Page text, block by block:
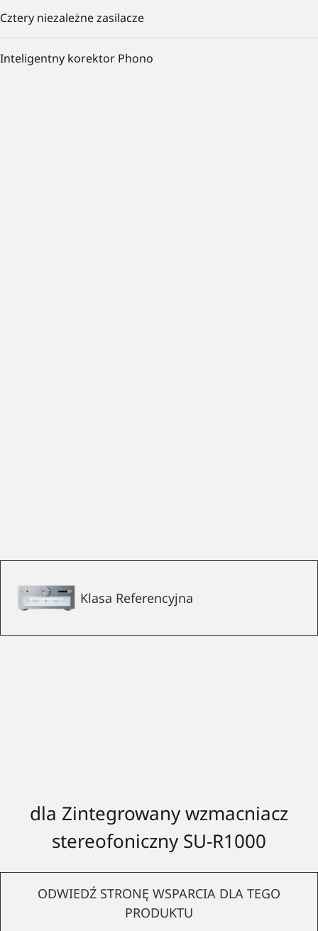
Cztery niezależne zasilacze
Inteligentny korektor Phono
Klasa Referencyjna
dla Zintegrowany wzmacniacz
stereofoniczny SU-R1000
ODWIEDŹ STRONĘ WSPARCIA DLA TEGO
PRODUKTU